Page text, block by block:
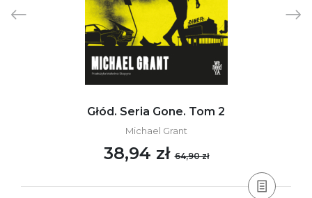
Głód. Seria Gone. Tom 2
Michael Grant
38,94 zł64,90 zł